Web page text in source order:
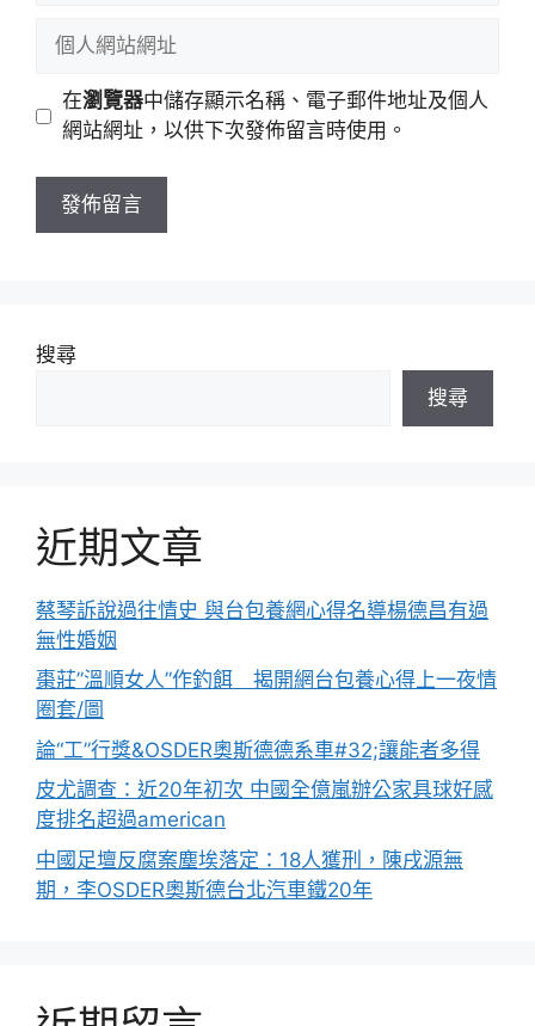
址
站
址
在瀏覽器中儲存顯示名稱、電子郵件地址及個人
網站網址，以供下次發佈留言時使用。
搜尋
搜尋
近期文章
蔡琴訴說過往情史 與台包養網心得名導楊德昌有過
無性婚姻
棗莊”溫順女人”作釣餌 揭開網台包養心得上一夜情
圈套/圖
論“工”行獎&OSDER奧斯德德系車#32;讓能者多得
皮尤調查：近20年初次 中國全億嵐辦公家具球好感
度排名超過american
中國足壇反腐案塵埃落定：18人獲刑，陳戌源無
期，李OSDER奧斯德台北汽車鐵20年